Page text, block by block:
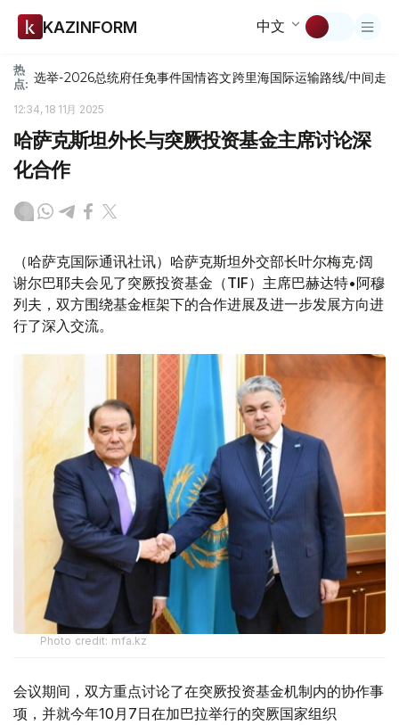
KAZINFORM 中文
热
点: 选举-2026总统府任免事件国情咨文跨里海国际运输路线/中间走廊
12:34, 18 11月 2025
哈萨克斯坦外长与突厥投资基金主席讨论深
化合作
（哈萨克国际通讯社讯）哈萨克斯坦外交部长叶尔梅克·阔
谢尔巴耶夫会见了突厥投资基金（TIF）主席巴赫达特•阿穆
列夫，双方围绕基金框架下的合作进展及进一步发展方向进
行了深入交流。
Photo credit: mfa.kz
会议期间，双方重点讨论了在突厥投资基金机制内的协作事
项，并就今年10月7日在加巴拉举行的突厥国家组织